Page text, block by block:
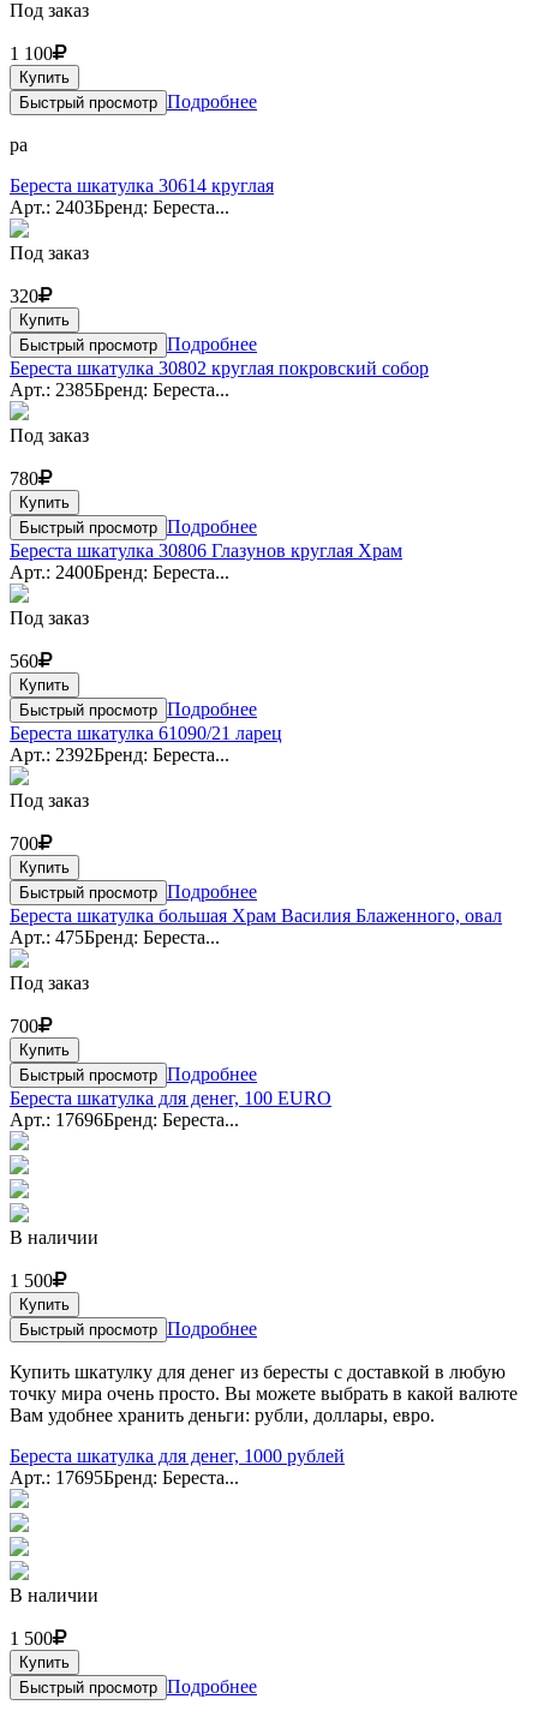
Под заказ
1 100
Купить
Быстрый просмотр Подробнее
ра
Береста шкатулка 30614 круглая
Арт.: 2403Бренд: Береста...
Под заказ
320
Купить
Быстрый просмотр Подробнее
Береста шкатулка 30802 круглая покровский собор
Арт.: 2385Бренд: Береста...
Под заказ
780
Купить
Быстрый просмотр Подробнее
Береста шкатулка 30806 Глазунов круглая Храм
Арт.: 2400Бренд: Береста...
Под заказ
560
Купить
Быстрый просмотр Подробнее
Береста шкатулка 61090/21 ларец
Арт.: 2392Бренд: Береста...
Под заказ
700
Купить
Быстрый просмотр Подробнее
Береста шкатулка большая Храм Василия Блаженного, овал
Арт.: 475Бренд: Береста...
Под заказ
700
Купить
Быстрый просмотр Подробнее
Береста шкатулка для денег, 100 EURO
Арт.: 17696Бренд: Береста...
В наличии
1 500
Купить
Быстрый просмотр Подробнее
Купить шкатулку для денег из бересты с доставкой в любую
точку мира очень просто. Вы можете выбрать в какой валюте
Вам удобнее хранить деньги: рубли, доллары, евро.
Береста шкатулка для денег, 1000 рублей
Арт.: 17695Бренд: Береста...
В наличии
1 500
Купить
Быстрый просмотр Подробнее